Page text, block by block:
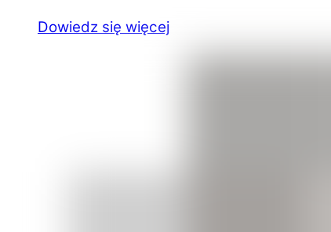
Dowiedz się więcej